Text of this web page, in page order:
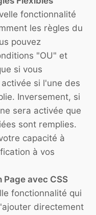
fonctionnalité
les règles du
pouvez
"OU" et
si vous
si l'une des
Inversement, si
sera activée que
sont remplies.
capacité à
à vos
Page avec CSS
fonctionnalité qui
directement